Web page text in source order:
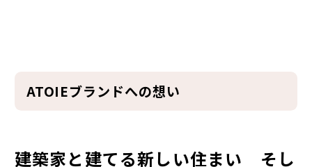
ATOIEブランドへの想い
建築家と建てる新しい住まい そし